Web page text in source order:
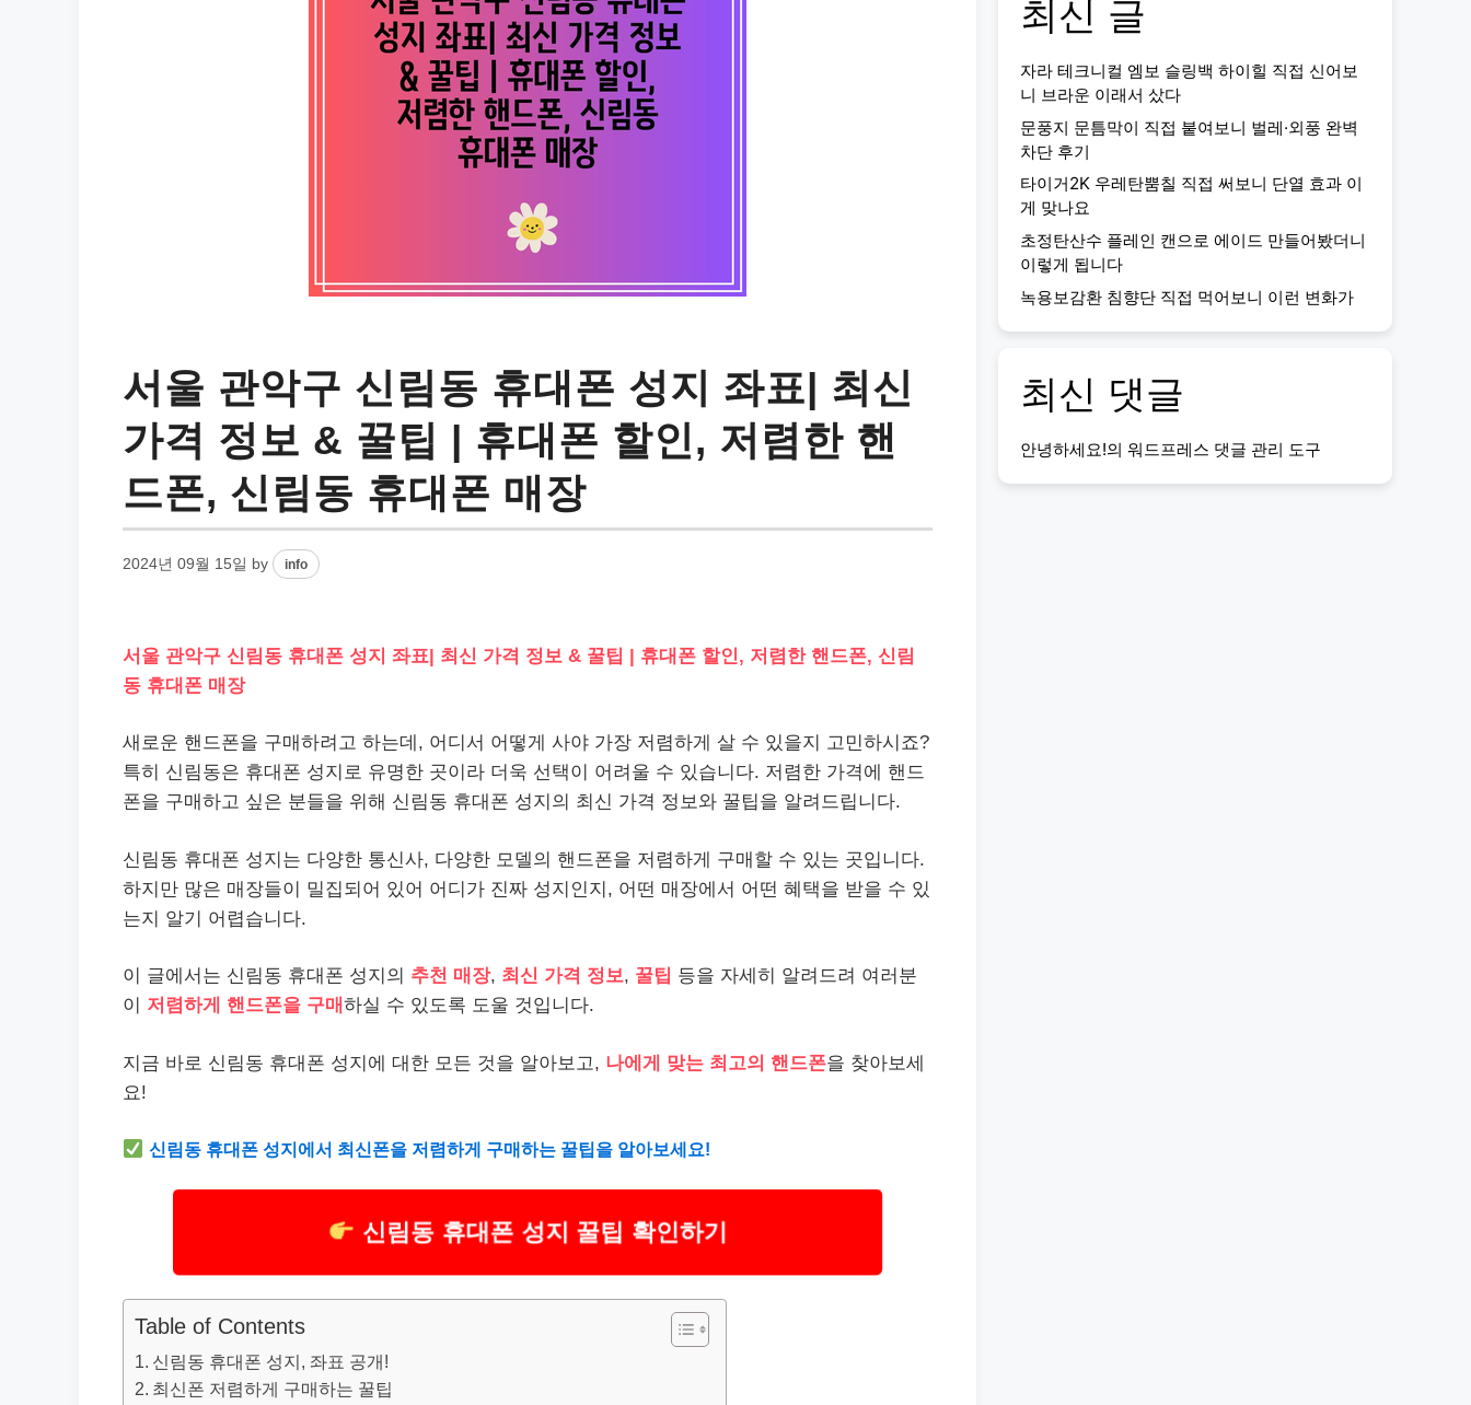
서울 관악구 신림동 휴대폰 성지 좌표| 최신
가격 정보 & 꿀팁 | 휴대폰 할인, 저렴한 핸
드폰, 신림동 휴대폰 매장
2024년 09월 15일 by info
서울 관악구 신림동 휴대폰 성지 좌표| 최신 가격 정보 & 꿀팁 | 휴대폰 할인, 저렴한 핸드폰, 신림
동 휴대폰 매장
새로운 핸드폰을 구매하려고 하는데, 어디서 어떻게 사야 가장 저렴하게 살 수 있을지 고민하시죠?
특히 신림동은 휴대폰 성지로 유명한 곳이라 더욱 선택이 어려울 수 있습니다. 저렴한 가격에 핸드
폰을 구매하고 싶은 분들을 위해 신림동 휴대폰 성지의 최신 가격 정보와 꿀팁을 알려드립니다.
신림동 휴대폰 성지는 다양한 통신사, 다양한 모델의 핸드폰을 저렴하게 구매할 수 있는 곳입니다.
하지만 많은 매장들이 밀집되어 있어 어디가 진짜 성지인지, 어떤 매장에서 어떤 혜택을 받을 수 있
는지 알기 어렵습니다.
이 글에서는 신림동 휴대폰 성지의 추천 매장, 최신 가격 정보, 꿀팁 등을 자세히 알려드려 여러분
이 저렴하게 핸드폰을 구매하실 수 있도록 도울 것입니다.
지금 바로 신림동 휴대폰 성지에 대한 모든 것을 알아보고, 나에게 맞는 최고의 핸드폰을 찾아보세
요!
신림동 휴대폰 성지에서 최신폰을 저렴하게 구매하는 꿀팁을 알아보세요!
신림동 휴대폰 성지 꿀팁 확인하기
Table of Contents
신림동 휴대폰 성지, 좌표 공개!
최신폰 저렴하게 구매하는 꿀팁
최신 글
자라 테크니컬 엠보 슬링백 하이힐 직접 신어보
니 브라운 이래서 샀다
문풍지 문틈막이 직접 붙여보니 벌레·외풍 완벽
차단 후기
타이거2K 우레탄뿜칠 직접 써보니 단열 효과 이
게 맞나요
초정탄산수 플레인 캔으로 에이드 만들어봤더니
이렇게 됩니다
녹용보감환 침향단 직접 먹어보니 이런 변화가
최신 댓글
안녕하세요!의 워드프레스 댓글 관리 도구